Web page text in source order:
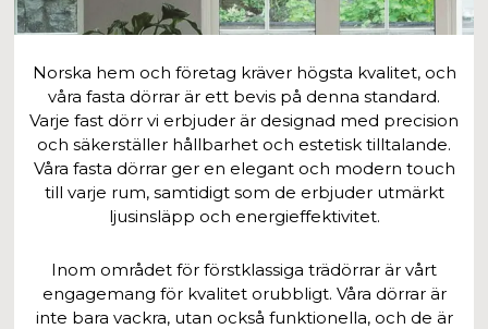
Norska hem och företag kräver högsta kvalitet, och
våra fasta dörrar är ett bevis på denna standard.
Varje fast dörr vi erbjuder är designad med precision
och säkerställer hållbarhet och estetisk tilltalande.
Våra fasta dörrar ger en elegant och modern touch
till varje rum, samtidigt som de erbjuder utmärkt
ljusinsläpp och energieffektivitet.
Inom området för förstklassiga trädörrar är vårt
engagemang för kvalitet orubbligt. Våra dörrar är
inte bara vackra, utan också funktionella, och de är